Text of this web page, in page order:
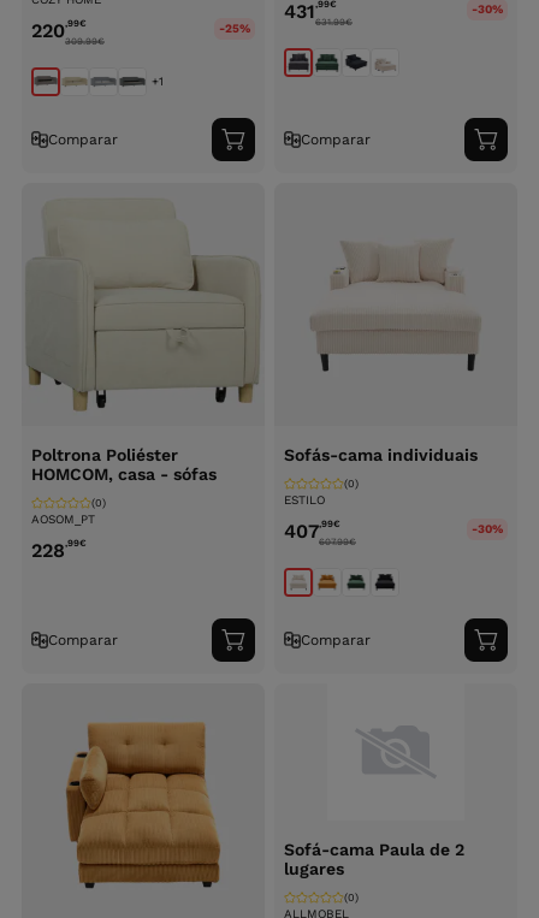
220,99€
309.99€
-25%
+1
Comparar
Adicionar
ao
431,99€
631.99€
-30%
Comparar
ao
Poltrona Poliéster
HOMCOM, casa - sófas
AOSOM_PT
(0)
228,99€
Comparar
Adicionar
ao
Sofás-cama individuais
ESTILO
(0)
407,99€
607.99€
-30%
Comparar
ao
Sofá-cama Paula de 2
lugares
ALLMOBEL
(0)